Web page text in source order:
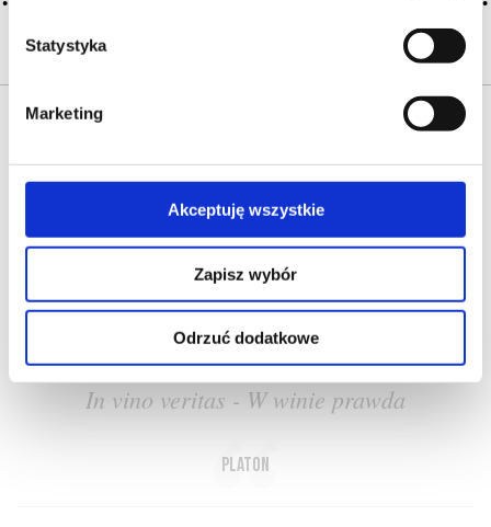
Statystyka
Marketing
Akceptuję wszystkie
Zapisz wybór
Odrzuć dodatkowe
O NAS OFERTA ONLINE PRODUCENCI
BLOG
PRZEWODNIK
SŁOWNIK
In vino veritas - W winie prawda
Platon